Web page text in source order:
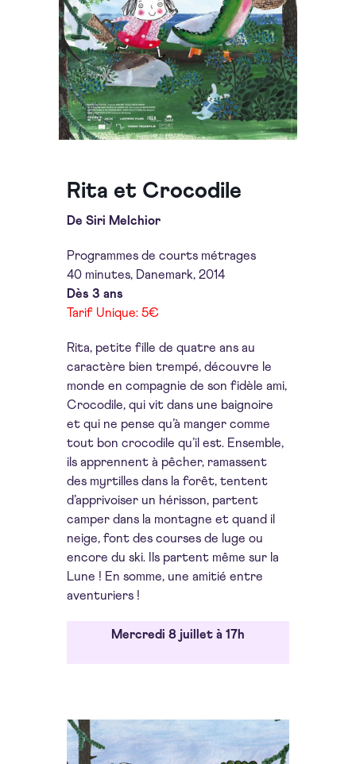
Rita et Crocodile
De Siri Melchior
Programmes de courts métrages
40 minutes, Danemark, 2014
Dès 3 ans
Tarif Unique: 5€
Rita, petite fille de quatre ans au
caractère bien trempé, découvre le
monde en compagnie de son fidèle ami,
Crocodile, qui vit dans une baignoire
et qui ne pense qu’à manger comme
tout bon crocodile qu’il est. Ensemble,
ils apprennent à pêcher, ramassent
des myrtilles dans la forêt, tentent
d’apprivoiser un hérisson, partent
camper dans la montagne et quand il
neige, font des courses de luge ou
encore du ski. Ils partent même sur la
Lune ! En somme, une amitié entre
aventuriers !
Mercredi 8 juillet à 17h